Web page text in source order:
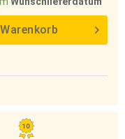
Warenkorb